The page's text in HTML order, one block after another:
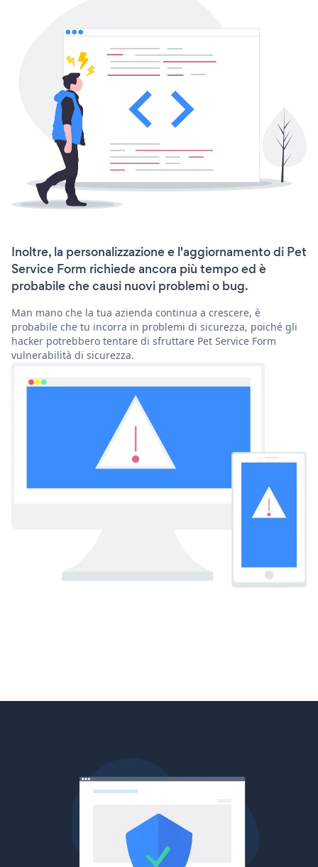
Inoltre, la personalizzazione e l'aggiornamento di Pet
Service Form richiede ancora più tempo ed è
probabile che causi nuovi problemi o bug.
Man mano che la tua azienda continua a crescere, è
probabile che tu incorra in problemi di sicurezza, poiché gli
hacker potrebbero tentare di sfruttare Pet Service Form
vulnerabilità di sicurezza.